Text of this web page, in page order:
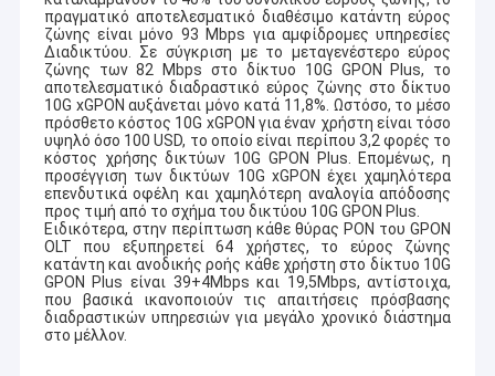
πραγματικό αποτελεσματικό διαθέσιμο κατάντη εύρος
ζώνης είναι μόνο 93 Mbps για αμφίδρομες υπηρεσίες
Διαδικτύου. Σε σύγκριση με το μεταγενέστερο εύρος
ζώνης των 82 Mbps στο δίκτυο 10G GPON Plus, το
αποτελεσματικό διαδραστικό εύρος ζώνης στο δίκτυο
10G xGPON αυξάνεται μόνο κατά 11,8%. Ωστόσο, το μέσο
πρόσθετο κόστος 10G xGPON για έναν χρήστη είναι τόσο
υψηλό όσο 100 USD, το οποίο είναι περίπου 3,2 φορές το
κόστος χρήσης δικτύων 10G GPON Plus. Επομένως, η
προσέγγιση των δικτύων 10G xGPON έχει χαμηλότερα
επενδυτικά οφέλη και χαμηλότερη αναλογία απόδοσης
προς τιμή από το σχήμα του δικτύου 10G GPON Plus.
Ειδικότερα, στην περίπτωση κάθε θύρας PON του GPON
OLT που εξυπηρετεί 64 χρήστες, το εύρος ζώνης
κατάντη και ανοδικής ροής κάθε χρήστη στο δίκτυο 10G
GPON Plus είναι 39+4Mbps και 19,5Mbps, αντίστοιχα,
που βασικά ικανοποιούν τις απαιτήσεις πρόσβασης
διαδραστικών υπηρεσιών για μεγάλο χρονικό διάστημα
στο μέλλον.